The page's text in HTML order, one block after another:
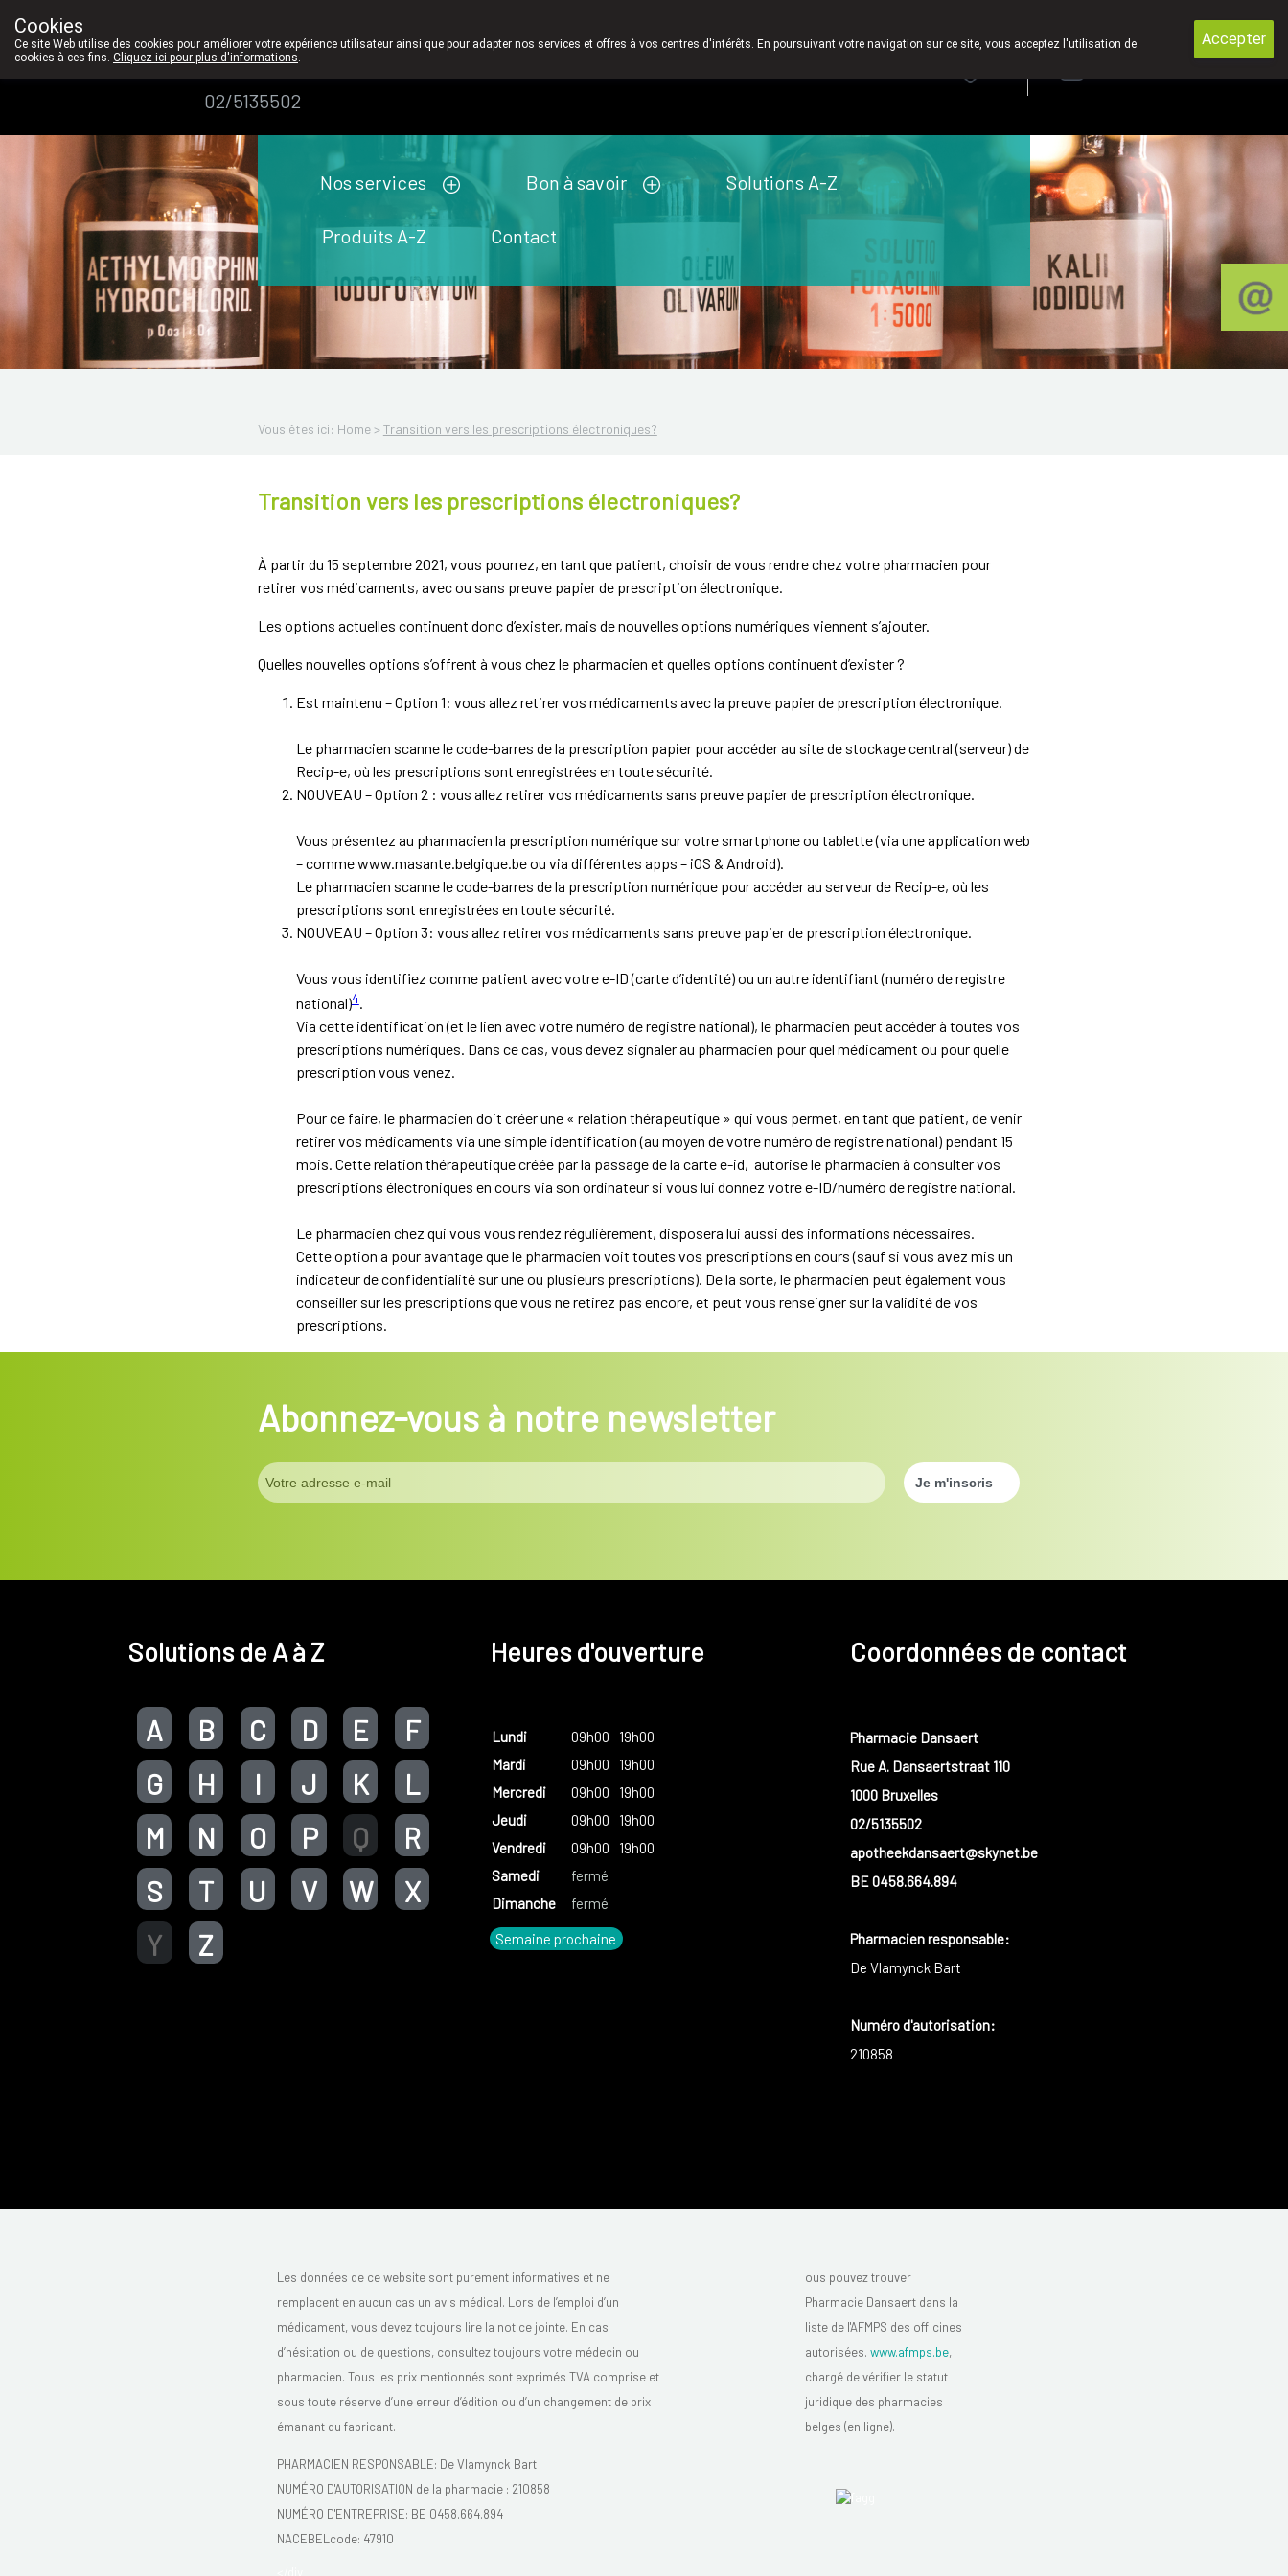
Pharmacie
Dansaert
02/5135502
Nos services Bon à savoir Solutions A-Z
Produits A-Z Contact
Vous êtes ici: Home >Transition vers les prescriptions électroniques?
Transition vers les prescriptions électroniques?
À partir du 15 septembre 2021, vous pourrez, en tant que patient, choisir de vous rendre chez votre pharmacien pour
retirer vos médicaments, avec ou sans preuve papier de prescription électronique.
Les options actuelles continuent donc d’exister, mais de nouvelles options numériques viennent s’ajouter.
Quelles nouvelles options s’offrent à vous chez le pharmacien et quelles options continuent d’exister ?
Est maintenu – Option 1: vous allez retirer vos médicaments avec la preuve papier de prescription électronique.
Le pharmacien scanne le code-barres de la prescription papier pour accéder au site de stockage central (serveur) de
Recip-e, où les prescriptions sont enregistrées en toute sécurité.
NOUVEAU – Option 2 : vous allez retirer vos médicaments sans preuve papier de prescription électronique.
Vous présentez au pharmacien la prescription numérique sur votre smartphone ou tablette (via une application web
– comme www.masante.belgique.be ou via différentes apps – iOS & Android).
Le pharmacien scanne le code-barres de la prescription numérique pour accéder au serveur de Recip-e, où les
prescriptions sont enregistrées en toute sécurité.
NOUVEAU – Option 3: vous allez retirer vos médicaments sans preuve papier de prescription électronique.
Vous vous identifiez comme patient avec votre e-ID (carte d’identité) ou un autre identifiant (numéro de registre
national)4.
Via cette identification (et le lien avec votre numéro de registre national), le pharmacien peut accéder à toutes vos
prescriptions numériques. Dans ce cas, vous devez signaler au pharmacien pour quel médicament ou pour quelle
prescription vous venez.
Pour ce faire, le pharmacien doit créer une « relation thérapeutique » qui vous permet, en tant que patient, de venir
retirer vos médicaments via une simple identification (au moyen de votre numéro de registre national) pendant 15
mois. Cette relation thérapeutique créée par la passage de la carte e-id, autorise le pharmacien à consulter vos
prescriptions électroniques en cours via son ordinateur si vous lui donnez votre e-ID/numéro de registre national.
Le pharmacien chez qui vous vous rendez régulièrement, disposera lui aussi des informations nécessaires.
Cette option a pour avantage que le pharmacien voit toutes vos prescriptions en cours (sauf si vous avez mis un
indicateur de confidentialité sur une ou plusieurs prescriptions). De la sorte, le pharmacien peut également vous
conseiller sur les prescriptions que vous ne retirez pas encore, et peut vous renseigner sur la validité de vos
prescriptions.
Abonnez-vous à notre newsletter
Solutions de A à Z
A B C D E
F
G
H I J K
L
M
N O P Q
R
S
T U V W
X
Y
Z
Heures d'ouverture
Lundi 09h00
19h00
Mardi
09h00
19h00
Mercredi
09h00
19h00
Jeudi
09h00
19h00
Vendredi
09h00
19h00
Samedi
fermé
Dimanche
fermé
Semaine prochaine
Coordonnées de contact
Pharmacie Dansaert
Rue A. Dansaertstraat 110
1000 Bruxelles
02/5135502
apotheekdansaert@skynet.be
BE 0458.664.894
Pharmacien responsable:
De Vlamynck Bart
Numéro d'autorisation:
210858
Les données de ce website sont purement informatives et ne
remplacent en aucun cas un avis médical. Lors de l’emploi d’un
médicament, vous devez toujours lire la notice jointe. En cas
d’hésitation ou de questions, consultez toujours votre médecin ou
pharmacien. Tous les prix mentionnés sont exprimés TVA comprise et
sous toute réserve d’une erreur d’édition ou d’un changement de prix
émanant du fabricant.
PHARMACIEN RESPONSABLE: De Vlamynck Bart
NUMÉRO D'AUTORISATION de la pharmacie : 210858
NUMÉRO D'ENTREPRISE: BE 0458.664.894
NACEBELcode: 47910
ous pouvez trouver
Pharmacie Dansaert dans la
liste de l'AFMPS des officines
autorisées.www.afmps.be,
chargé de vérifier le statut
juridique des pharmacies
belges (en ligne).
Cookies
Ce site Web utilise des cookies pour améliorer votre expérience utilisateur ainsi que pour adapter nos services et offres à vos centres d'intérêts. En poursuivant votre navigation sur ce site, vous acceptez l'utilisation de
cookies à ces fins. Cliquez ici pour plus d'informations.
Accepter